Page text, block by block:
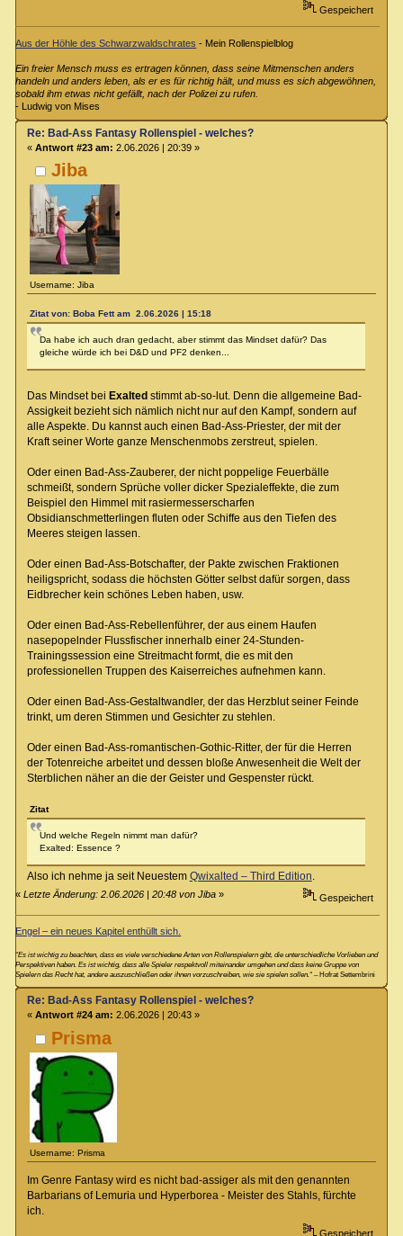
Gespeichert
Aus der Höhle des Schwarzwaldschrates - Mein Rollenspielblog
Ein freier Mensch muss es ertragen können, dass seine Mitmenschen anders
handeln und anders leben, als er es für richtig hält, und muss es sich abgewöhnen,
sobald ihm etwas nicht gefällt, nach der Polizei zu rufen.
- Ludwig von Mises
Jiba
Username: Jiba
Re: Bad-Ass Fantasy Rollenspiel - welches?
« Antwort #23 am: 2.06.2026 | 20:39 »
Zitat von: Boba Fett am 2.06.2026 | 15:18
Da habe ich auch dran gedacht, aber stimmt das Mindset dafür? Das
gleiche würde ich bei D&D und PF2 denken...
Das Mindset bei Exaltedstimmt ab-so-lut. Denn die allgemeine Bad-
Assigkeit bezieht sich nämlich nicht nur auf den Kampf, sondern auf
alle Aspekte. Du kannst auch einen Bad-Ass-Priester, der mit der
Kraft seiner Worte ganze Menschenmobs zerstreut, spielen.
Oder einen Bad-Ass-Zauberer, der nicht poppelige Feuerbälle
schmeißt, sondern Sprüche voller dicker Spezialeffekte, die zum
Beispiel den Himmel mit rasiermesserscharfen
Obsidianschmetterlingen fluten oder Schiffe aus den Tiefen des
Meeres steigen lassen.
Oder einen Bad-Ass-Botschafter, der Pakte zwischen Fraktionen
heiligspricht, sodass die höchsten Götter selbst dafür sorgen, dass
Eidbrecher kein schönes Leben haben, usw.
Oder einen Bad-Ass-Rebellenführer, der aus einem Haufen
nasepopelnder Flussfischer innerhalb einer 24-Stunden-
Trainingssession eine Streitmacht formt, die es mit den
professionellen Truppen des Kaiserreiches aufnehmen kann.
Oder einen Bad-Ass-Gestaltwandler, der das Herzblut seiner Feinde
trinkt, um deren Stimmen und Gesichter zu stehlen.
Oder einen Bad-Ass-romantischen-Gothic-Ritter, der für die Herren
der Totenreiche arbeitet und dessen bloße Anwesenheit die Welt der
Sterblichen näher an die der Geister und Gespenster rückt.
Zitat
Und welche Regeln nimmt man dafür?
Exalted: Essence ?
Also ich nehme ja seit Neuestem Qwixalted – Third Edition.
«Letzte Änderung: 2.06.2026 | 20:48 von Jiba » Gespeichert
Engel – ein neues Kapitel enthüllt sich.
“Es ist wichtig zu beachten, dass es viele verschiedene Arten von Rollenspielern gibt, die unterschiedliche Vorlieben und
Perspektiven haben. Es ist wichtig, dass alle Spieler respektvoll miteinander umgehen und dass keine Gruppe von
Spielern das Recht hat, andere auszuschließen oder ihnen vorzuschreiben, wie sie spielen sollen.“ – Hofrat Settembrini
Prisma
Username: Prisma
Re: Bad-Ass Fantasy Rollenspiel - welches?
« Antwort #24 am: 2.06.2026 | 20:43 »
Im Genre Fantasy wird es nicht bad-assiger als mit den genannten
Barbarians of Lemuria und Hyperborea - Meister des Stahls, fürchte
ich.
Gespeichert